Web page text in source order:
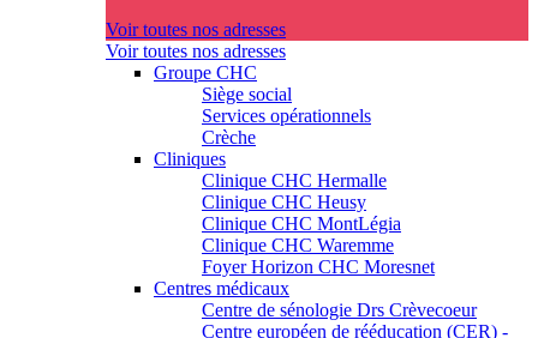
Voir toutes nos adresses
Voir toutes nos adresses
Groupe CHC
Siège social
Services opérationnels
Crèche
Cliniques
Clinique CHC Hermalle
Clinique CHC Heusy
Clinique CHC MontLégia
Clinique CHC Waremme
Foyer Horizon CHC Moresnet
Centres médicaux
Centre de sénologie Drs Crèvecoeur
Centre européen de rééducation (CER) -